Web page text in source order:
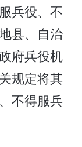
兵役、不
县、自治
府兵役机
规定将其
不得服兵